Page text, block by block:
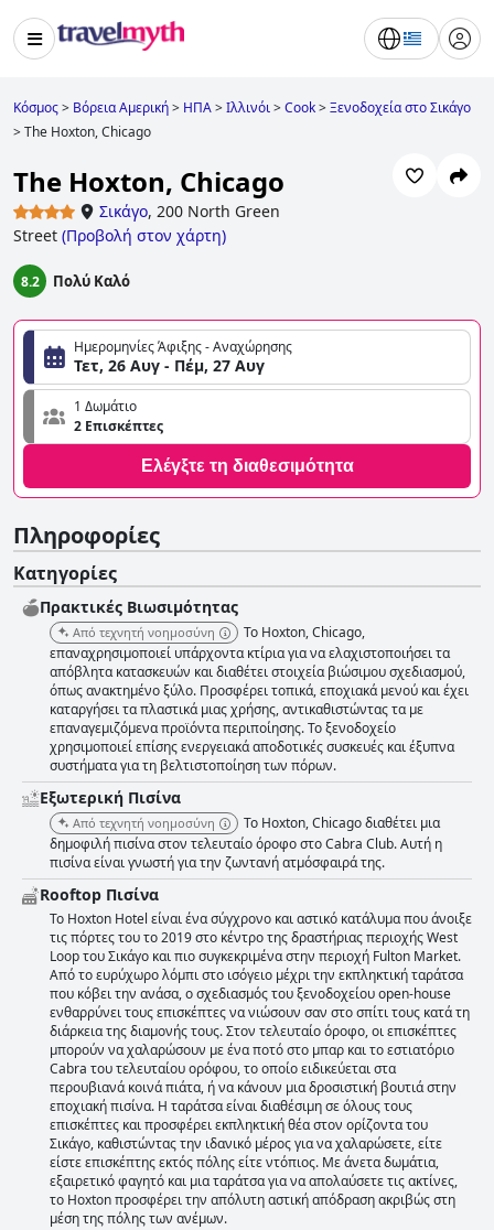
Κόσμος> Βόρεια Αμερική> ΗΠΑ>Ιλλινόι>Cook>Ξενοδοχεία στο Σικάγο
>The Hoxton, Chicago
The Hoxton, Chicago
Σικάγο, 200 North Green
Street (Προβολή στον χάρτη)
8.2 Πολύ Καλό
Ημερομηνίες Άφιξης - Αναχώρησης
Τετ, 26 Αυγ - Πέμ, 27 Αυγ
1 Δωμάτιο
2 Επισκέπτες
Ελέγξτε τη διαθεσιμότητα
Πληροφορίες
Κατηγορίες
Πρακτικές Bιωσιμότητας
Από τεχνητή νοημοσύνη
Το Hoxton, Chicago,
επαναχρησιμοποιεί υπάρχοντα κτίρια για να ελαχιστοποιήσει τα
απόβλητα κατασκευών και διαθέτει στοιχεία βιώσιμου σχεδιασμού,
όπως ανακτημένο ξύλο. Προσφέρει τοπικά, εποχιακά μενού και έχει
καταργήσει τα πλαστικά μιας χρήσης, αντικαθιστώντας τα με
επαναγεμιζόμενα προϊόντα περιποίησης. Το ξενοδοχείο
χρησιμοποιεί επίσης ενεργειακά αποδοτικές συσκευές και έξυπνα
συστήματα για τη βελτιστοποίηση των πόρων.
Εξωτερική Πισίνα
Από τεχνητή νοημοσύνη
Το Hoxton, Chicago διαθέτει μια
δημοφιλή πισίνα στον τελευταίο όροφο στο Cabra Club. Αυτή η
πισίνα είναι γνωστή για την ζωντανή ατμόσφαιρά της.
Rooftop Πισίνα
Το Hoxton Hotel είναι ένα σύγχρονο και αστικό κατάλυμα που άνοιξε
τις πόρτες του το 2019 στο κέντρο της δραστήριας περιοχής West
Loop του Σικάγο και πιο συγκεκριμένα στην περιοχή Fulton Market.
Από το ευρύχωρο λόμπι στο ισόγειο μέχρι την εκπληκτική ταράτσα
που κόβει την ανάσα, ο σχεδιασμός του ξενοδοχείου open-house
ενθαρρύνει τους επισκέπτες να νιώσουν σαν στο σπίτι τους κατά τη
διάρκεια της διαμονής τους. Στον τελευταίο όροφο, οι επισκέπτες
μπορούν να χαλαρώσουν με ένα ποτό στο μπαρ και το εστιατόριο
Cabra του τελευταίου ορόφου, το οποίο ειδικεύεται στα
περουβιανά κοινά πιάτα, ή να κάνουν μια δροσιστική βουτιά στην
εποχιακή πισίνα. Η ταράτσα είναι διαθέσιμη σε όλους τους
επισκέπτες και προσφέρει εκπληκτική θέα στον ορίζοντα του
Σικάγο, καθιστώντας την ιδανικό μέρος για να χαλαρώσετε, είτε
είστε επισκέπτης εκτός πόλης είτε ντόπιος. Με άνετα δωμάτια,
εξαιρετικό φαγητό και μια ταράτσα για να απολαύσετε τις ακτίνες,
το Hoxton προσφέρει την απόλυτη αστική απόδραση ακριβώς στη
μέση της πόλης των ανέμων.